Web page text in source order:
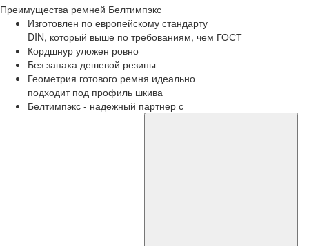
Преимущества ремней Белтимпэкс
Изготовлен по европейскому стандарту
DIN, который выше по требованиям, чем ГОСТ
Кордшнур уложен ровно
Без запаха дешевой резины
Геометрия готового ремня идеально
подходит под профиль шкива
Белтимпэкс - надежный партнер с